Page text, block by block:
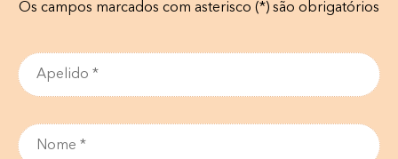
Os campos marcados com asterisco (*) são obrigatórios